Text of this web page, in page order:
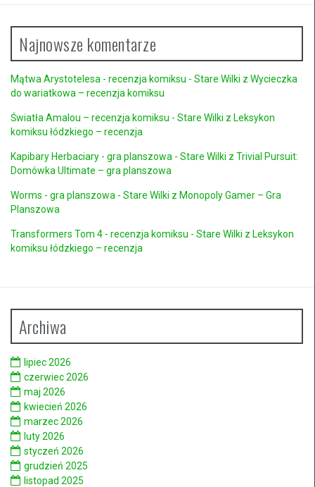
Najnowsze komentarze
Mątwa Arystotelesa - recenzja komiksu - Stare Wilki z Wycieczka
do wariatkowa – recenzja komiksu
Światła Amalou – recenzja komiksu - Stare Wilki z Leksykon
komiksu łódzkiego – recenzja
Kapibary Herbaciary - gra planszowa - Stare Wilki z Trivial Pursuit:
Domówka Ultimate – gra planszowa
Worms - gra planszowa - Stare Wilki z Monopoly Gamer – Gra
Planszowa
Transformers Tom 4 - recenzja komiksu - Stare Wilki z Leksykon
komiksu łódzkiego – recenzja
Archiwa
lipiec 2026
czerwiec 2026
maj 2026
kwiecień 2026
marzec 2026
luty 2026
styczeń 2026
grudzień 2025
listopad 2025